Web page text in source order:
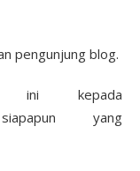
pengunjung blog.
ini kepada
yang